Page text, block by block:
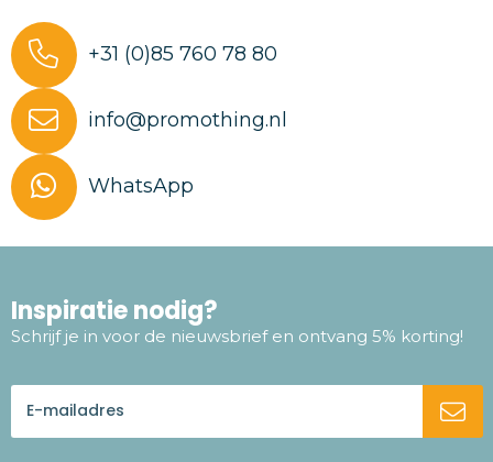
+31 (0)85 760 78 80
info@promothing.nl
WhatsApp
Inspiratie nodig?
Schrijf je in voor de nieuwsbrief en ontvang 5% korting!